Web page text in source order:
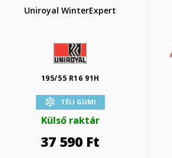
Uniroyal WinterExpert
195/55 R16 91H
TÉLI GUMI
Külső raktár
37 590 Ft